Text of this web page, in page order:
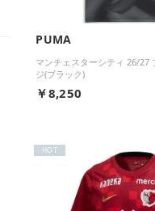
PUMA
マンチェスターシティ 26/27
ジ(ブラック)
￥8,250
HOT